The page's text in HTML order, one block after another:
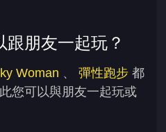
朋友一起玩？
Woman 、 彈性跑步 都
您可以與朋友一起玩或